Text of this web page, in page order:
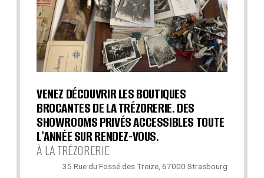
VENEZ DÉCOUVRIR LES BOUTIQUES
BROCANTES DE LA TRÉZORERIE. DES
SHOWROOMS PRIVÉS ACCESSIBLES TOUTE
L'ANNÉE SUR RENDEZ-VOUS.
À LA TRÉZORERIE
35 Rue du Fossé des Treize, 67000 Strasbourg